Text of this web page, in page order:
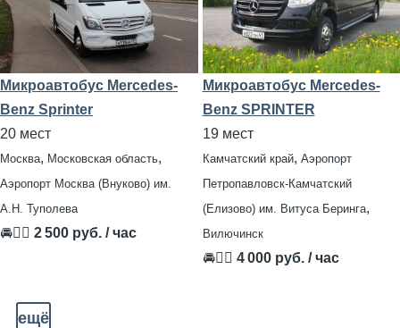
Микроавтобус Mercedes-
Benz Sprinter
20 мест
Москва, Московская область,
Аэропорт Москва (Внуково) им.
А.Н. Туполева
🚘👨‍✈ 2 500 руб. / час
Микроавтобус Mercedes-
Benz SPRINTER
19 мест
Камчатский край, Аэропорт
Петропавловск-Камчатский
(Елизово) им. Витуса Беринга,
Вилючинск
🚘👨‍✈ 4 000 руб. / час
ещё